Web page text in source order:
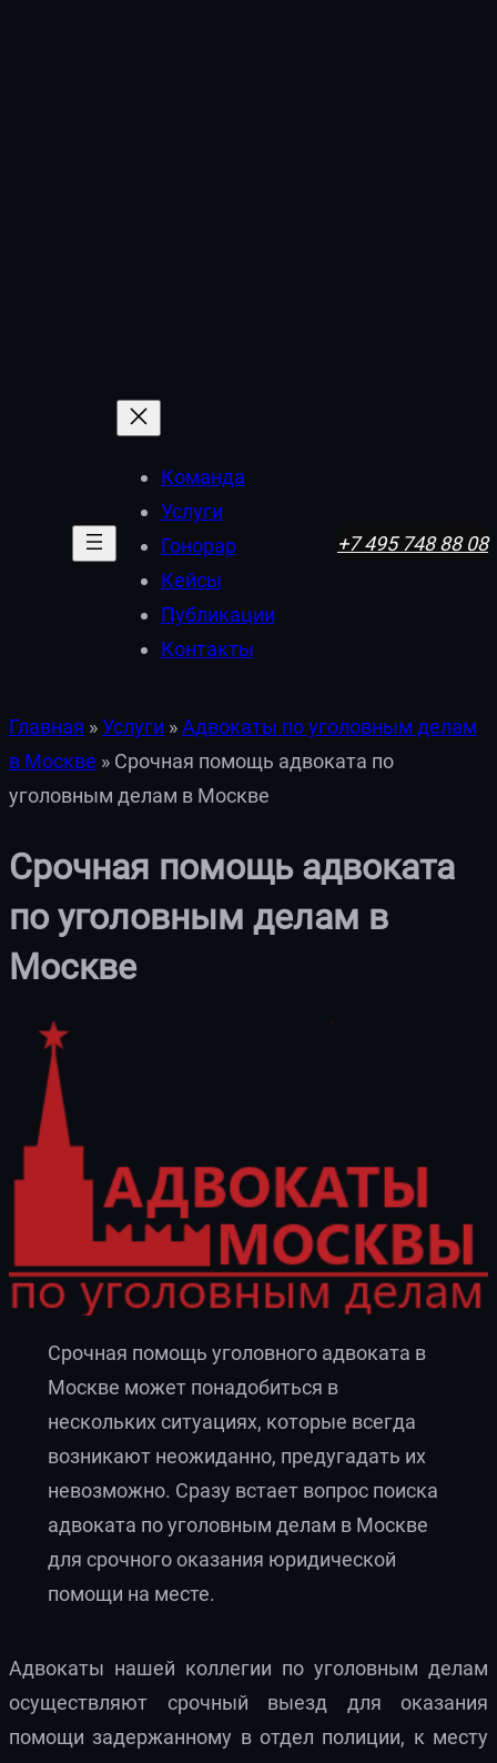
Команда
Услуги
Гонорар
Кейсы
Публикации
Контакты
+7 495 748 88 08
Главная »Услуги »Адвокаты по уголовным делам
в Москве » Срочная помощь адвоката по
уголовным делам в Москве
Срочная помощь адвоката
по уголовным делам в
Москве
Срочная помощь уголовного адвоката в
Москве может понадобиться в
нескольких ситуациях, которые всегда
возникают неожиданно, предугадать их
невозможно. Сразу встает вопрос поиска
адвоката по уголовным делам в Москве
для срочного оказания юридической
помощи на месте.
Адвокаты нашей коллегии по уголовным делам
осуществляют срочный выезд для оказания
помощи задержанному в отдел полиции, к месту